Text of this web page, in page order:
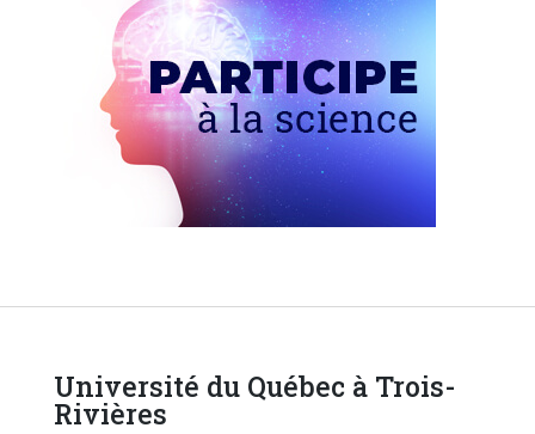
Université du Québec à Trois-
Rivières